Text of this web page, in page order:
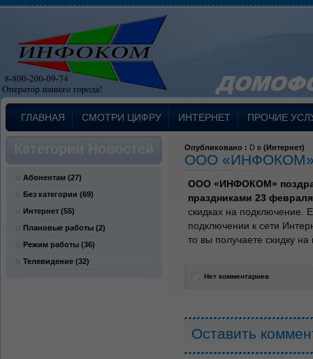
ГЛАВНАЯ СМОТРИ ЦИФРУ ИНТЕРНЕТ ПРОЧИЕ
Категории Новостей
Абонентам (27)
Без категории (69)
Интернет (55)
Плановые работы (2)
Режим работы (36)
Телевидение (32)
Опубликовано : D в (Интернет)
ООО «ИНФОКОМ»
ООО «ИНФОКОМ»
праздниками 23
скидках на подключение.
подключении к сети
то вы получаете скидку
Нет комментариев
Оставить